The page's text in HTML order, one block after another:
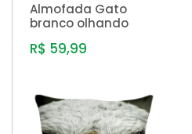
Almofada Gato
branco olhando
R$ 59,99